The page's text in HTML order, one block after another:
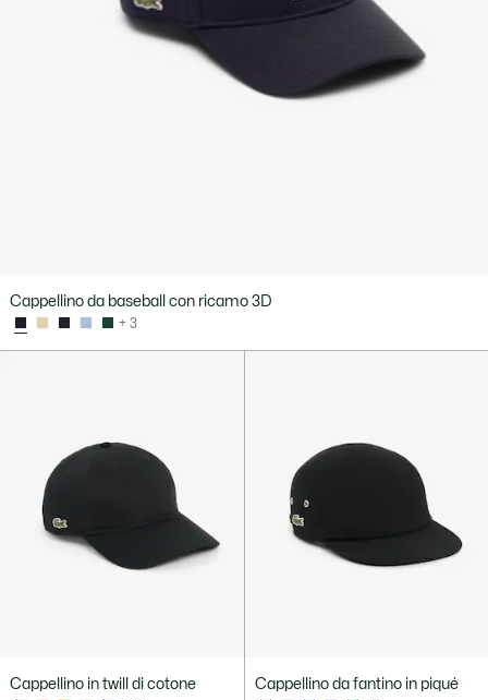
Cappellino da baseball con ricamo 3D
+ 3
Cappellino in twill di cotone Cappellino da fantino in piqué